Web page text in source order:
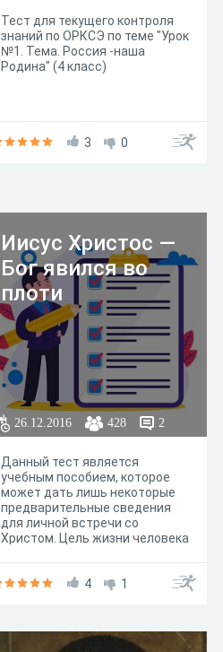
Тест для текущего контроля
знаний по ОРКСЭ по теме "Урок
№1. Тема. Россия -наша
Родина" (4 класс)
3 0
Иисус Христос —
Бог явился во
плоти
26.12.2016 428 2
Данный тест является
учебным пособием, которое
может дать лишь некоторые
предварительные сведения
для личной встречи со
Христом. Цель жизни человека
и общаться с Ним.
4 1